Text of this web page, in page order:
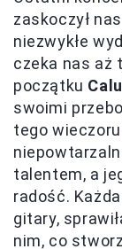
zaskoczył
niezwykłe
czeka nas aż
początku
swoimi
tego
talentem, a
radość.
gitary,
nim, co